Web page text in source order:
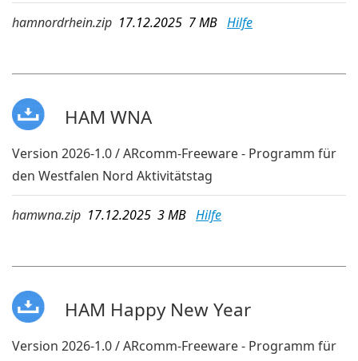
hamnordrhein.zip 17.12.2025 7 MB Hilfe
HAM WNA
Version 2026-1.0 / ARcomm-Freeware - Programm für
den Westfalen Nord Aktivitätstag
hamwna.zip 17.12.2025 3 MB Hilfe
HAM Happy New Year
Version 2026-1.0 / ARcomm-Freeware - Programm für